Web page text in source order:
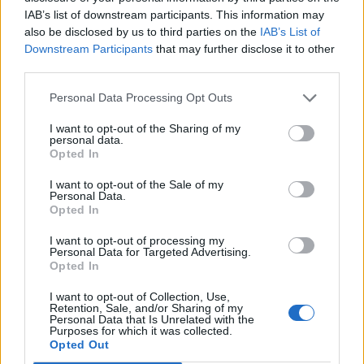
IAB’s list of downstream participants. This information may
also be disclosed by us to third parties on the IAB’s List of
Downstream Participants that may further disclose it to other
Personal Data Processing Opt Outs
I want to opt-out of the Sharing of my
personal data.
Opted In
I want to opt-out of the Sale of my
Personal Data.
Opted In
I want to opt-out of processing my
Personal Data for Targeted Advertising.
Opted In
I want to opt-out of Collection, Use,
Retention, Sale, and/or Sharing of my
Personal Data that Is Unrelated with the
Purposes for which it was collected.
Opted Out
05/08/2026 - 17:51 ΕΝΕΡΓΕΙΑ
Όμιλος AKTOR: Εξαγοράζει το 75% των ΗΛΕΚΤΩΡ
05/08/2026 - 17:39 ΕΠΙΧΕΙΡΗΣΕΙΣ
ΗΠΑ: Επιβράδυνση των προσλήψεων στον ιδιωτικό
τομέα τον Ιούλιο - Δημιουργήθηκαν μόνο 44.000
05/08/2026 - 17:16 ΚΟΣΜΟΣ
έρευνα και την καινοτομία
05/08/2026 - 16:51 ΠΟΛΙΤΙΚΗ
Ν. Χαρδαλιάς: Μηδενική ανοχή και σε νομικό
επίπεδο για τους υπαίτιους της πυρκαγιάς στη
Δυτική Αττική
05/08/2026 - 16:26